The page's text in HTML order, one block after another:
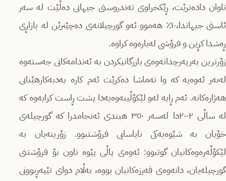
تاوان داده‌نرێت، ڕێكخراوی ته‌ندروستی جیهانی ده‌ڵێت له ‌سه‌ر
ئاستی جیهاندا،١٠٪ هه‌موو ئه‌و گورچیلانه‌ی ده‌چێنرێن له‌ بازاڕی
ڕه‌شدا كڕین و فرۆشی له‌باره‌وه‌ كراوه‌.
زۆرترین به‌رپه‌رچدانه‌وه‌ی بازرگانیكردن به‌ ئه‌ندامه‌كانی جه‌سته‌وه‌
له‌به‌ر ئه‌وه‌یه‌ كه‌ وا ته‌ماشا ده‌كرێت ئه‌م كاره ‌به‌دبه‌كارهێنانی
هه‌ژاره‌كانه‌. ئه‌م ڕایه‌ له‌و لێكۆڵینه‌وه‌یه‌دا پشت ڕاست كرایه‌وه‌ كه‌
له‌ ساڵی ٢٠٠٢دا له‌سه‌ر ٣٥٠ هیندی ئه‌نجامدرا كه‌ گورچیله‌ی
خۆیان به‌ شێوه‌یه‌كی نایاسایی فرۆشتبوو. زۆرینه‌یان به‌
لێكۆڵه‌ره‌وه‌كانیان گوتبوو: ئه‌وه‌ی پاڵی پێوه‌ ناون بۆ فرۆشتنی
گورچیله‌یان، دانه‌وه‌ی قه‌رزه‌كانیان بووه‌، به‌ڵام دوای تێپه‌ڕبوونی